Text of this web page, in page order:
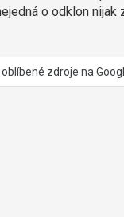
o odklon
zdroje na